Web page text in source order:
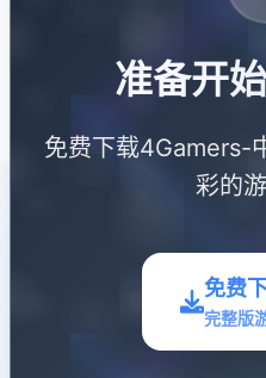
准备开
免费下载4Gamers-
彩的
免费
完整版